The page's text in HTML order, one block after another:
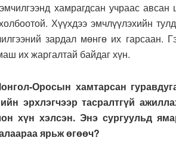
хамрагдсан учраас авсан
Хүүхдээ эмчлүүлэхийн
зардал мөнгө их гарсаан.
их жаргалтай байдаг хүн.
Оросын хамтарсан
эрхлэгчээр тасралтгүй
хүн хэлсэн. Энэ сургуульд
ярьж өгөөч?